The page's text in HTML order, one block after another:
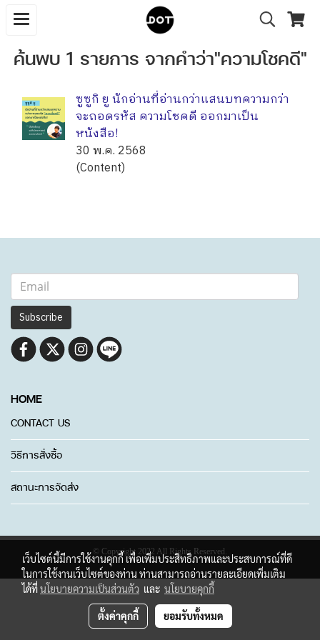
ค้นพบ 1 รายการ จากคำว่า"ความโชคดี"
ซูซูกิ ยู นักอ่านที่อ่านกว่าแสนบทความกว่า
จะถอดรหัส ความโชคดี ออกมาเป็น
หนังสือ!
30 พ.ค. 2568
(Content)
Subscribe
HOME
CONTACT US
วิธีการสั่งซื้อ
สถานะการจัดส่ง
© Copyright 2022 All Rights Reserved.
เว็บไซต์นี้มีการใช้งานคุกกี้ เพื่อเพิ่มประสิทธิภาพและประสบการณ์ที่ดี
ในการใช้งานเว็บไซต์ของท่าน ท่านสามารถอ่านรายละเอียดเพิ่มเติม
ได้ที่นโยบายความเป็นส่วนตัว และ นโยบายคุกกี้
ตั้งค่าคุกกี้ ยอมรับทั้งหมด